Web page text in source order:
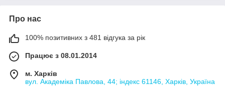
Про нас
100% позитивних з 481 відгука за рік
Працює з 08.01.2014
м. Харків
вул. Академіка Павлова, 44; індекс 61146, Харків, Україна